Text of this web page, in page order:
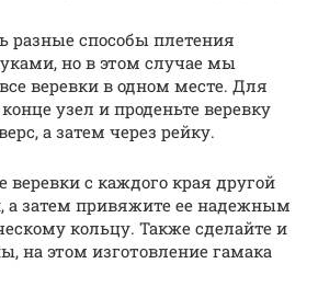
способы плетения
но в этом случае мы
веревки в одном месте. Для
узел и проденьте веревку
а затем через рейку.
веревки с каждого края другой
а затем привяжите ее надежным
кольцу. Также сделайте и
на этом изготовление гамака